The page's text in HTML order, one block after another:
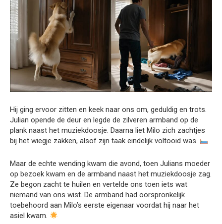
Hij ging ervoor zitten en keek naar ons om, geduldig en trots.
Julian opende de deur en legde de zilveren armband op de
plank naast het muziekdoosje. Daarna liet Milo zich zachtjes
bij het wiegje zakken, alsof zijn taak eindelijk voltooid was.
Maar de echte wending kwam die avond, toen Julians moeder
op bezoek kwam en de armband naast het muziekdoosje zag.
Ze begon zacht te huilen en vertelde ons toen iets wat
niemand van ons wist. De armband had oorspronkelijk
toebehoord aan Milo’s eerste eigenaar voordat hij naar het
asiel kwam.